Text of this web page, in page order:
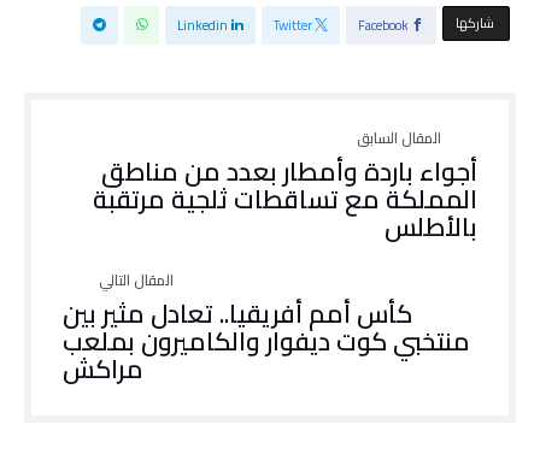
‫‫ شاركها‬ Facebook
Twitter
Linkedin
أجواء باردة وأمطار بعدد من مناطق
المملكة مع تساقطات ثلجية مرتقبة
بالأطلس
كأس أمم أفريقيا.. تعادل مثير بين
منتخبي كوت ديفوار والكاميرون بملعب
مراكش